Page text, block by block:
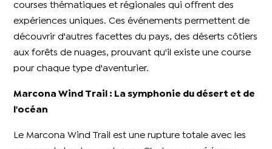
courses thématiques et régionales qui offrent des
expériences uniques. Ces événements permettent de
découvrir d'autres facettes du pays, des déserts côtiers
aux forêts de nuages, prouvant qu'il existe une course
pour chaque type d'aventurier.
Marcona Wind Trail : La symphonie du désert et de
l'océan
Le Marcona Wind Trail est une rupture totale avec les